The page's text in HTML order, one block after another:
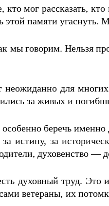
кто мог рассказать,
этой памяти угаснуть.
мы говорим. Нельзя
для
за живых и
беречь
истину, за
духовенство —
духовный труд. Это
ветераны, их